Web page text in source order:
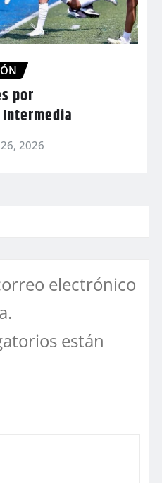
por
2026
electrónico
están